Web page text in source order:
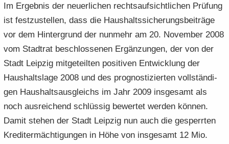
Im Er­geb­nis der neu­er­li­chen rechts­auf­sicht­li­chen Prü­fung
ist fest­zu­stel­len, dass die Haus­halts­si­che­rungs­bei­trä­ge
vor dem Hin­ter­grund der nun­mehr am 20. No­vem­ber 2008
vom Stadt­rat be­schlos­se­nen Er­gän­zun­gen, der von der
Stadt Leip­zig mit­ge­teil­ten po­si­ti­ven Ent­wick­lung der
Haus­halts­la­ge 2008 und des pro­gnos­ti­zier­ten voll­stän­di­
gen Haus­halts­aus­gleichs im Jahr 2009 ins­ge­samt als
noch aus­rei­chend schlüs­sig be­wer­tet wer­den kön­nen.
Damit ste­hen der Stadt Leip­zig nun auch die ge­sperr­ten
Kre­dit­er­mäch­ti­gun­gen in Höhe von ins­ge­samt 12 Mio.